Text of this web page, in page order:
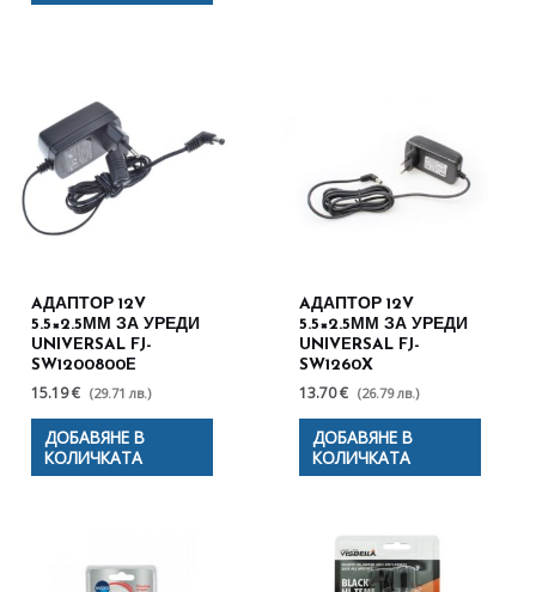
AДАПТОР 12V
5.5×2.5ММ ЗА УРЕДИ
UNIVERSAL FJ-
SW1200800E
15.19 € (29.71 лв.)
ДОБАВЯНЕ В
КОЛИЧКАТА
AДАПТОР 12V
5.5×2.5ММ ЗА УРЕДИ
UNIVERSAL FJ-
SW1260X
13.70 € (26.79 лв.)
ДОБАВЯНЕ В
КОЛИЧКАТА